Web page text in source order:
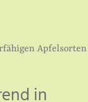
Apfelsorten
in